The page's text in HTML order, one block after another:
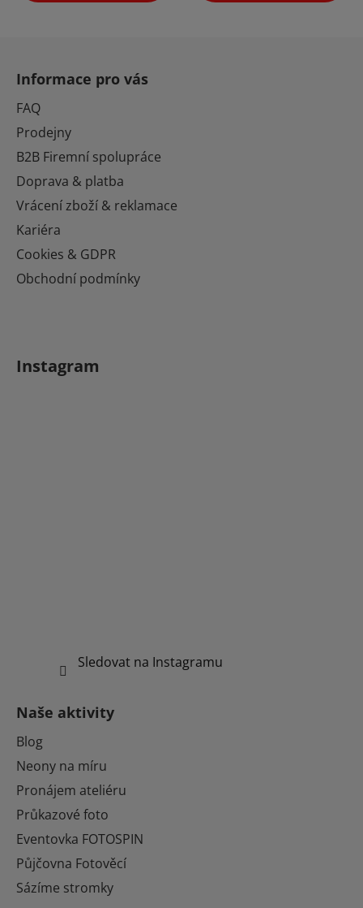
Informace pro vás
FAQ
Prodejny
B2B Firemní spolupráce
Doprava & platba
Vrácení zboží & reklamace
Kariéra
Cookies & GDPR
Obchodní podmínky
Instagram
Sledovat na Instagramu
Naše aktivity
Blog
Neony na míru
Pronájem ateliéru
Průkazové foto
Eventovka FOTOSPIN
Půjčovna Fotověcí
Sázíme stromky